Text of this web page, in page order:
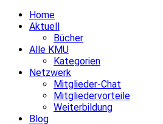
Home
Aktuell
Bücher
Alle KMU
Kategorien
Netzwerk
Mitglieder-Chat
Mitgliedervorteile
Weiterbildung
Blog